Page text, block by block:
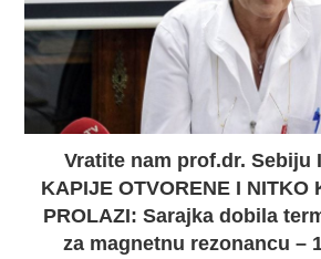
Vratite nam prof.dr. Sebiju
KAPIJE OTVORENE I NITKO
PROLAZI: Sarajka dobila
za magnetnu rezonancu –